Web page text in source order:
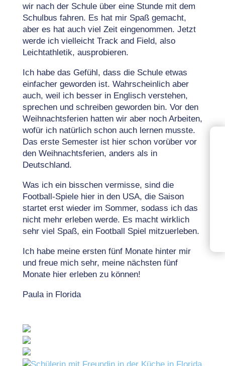
wir nach der Schule über eine Stunde mit dem
Schulbus fahren. Es hat mir Spaß gemacht,
aber es hat auch viel Zeit eingenommen. Jetzt
werde ich vielleicht Track and Field, also
Leichtathletik, ausprobieren.
Ich habe das Gefühl, dass die Schule etwas
einfacher geworden ist. Wahrscheinlich aber
auch, weil ich besser in Englisch verstehen,
sprechen und schreiben geworden bin. Vor den
Weihnachtsferien hatten wir aber noch Arbeiten,
wofür ich natürlich schon auch lernen musste.
Das erste Semester ist hier schon vorüber vor
den Weihnachtsferien, anders als in
Deutschland.
Was ich ein bisschen vermisse, sind die
Football-Spiele hier in den USA, die Saison
startet erst wieder im Sommer, sodass ich das
nicht mehr erleben werde. Es macht wirklich
sehr viel Spaß, ein Football Spiel mitzuerleben.
Ich habe meine ersten fünf Monate hinter mir
und freue mich sehr, meine nächsten fünf
Monate hier erleben zu können!
Paula in Florida